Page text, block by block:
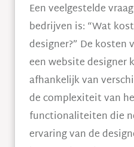
Een veelgestelde
bedrijven is: “Wat
designer?” De
een website designer
afhankelijk van
de complexiteit van
functionaliteiten die
ervaring van de